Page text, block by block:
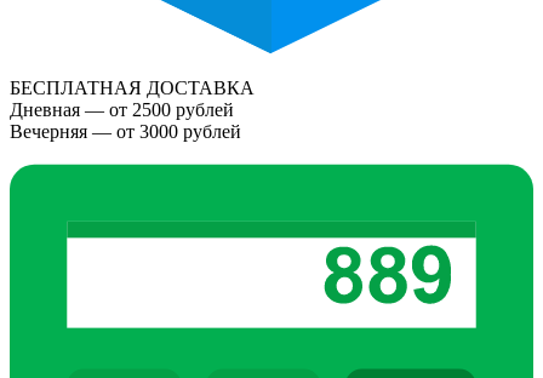
БЕСПЛАТНАЯ ДОСТАВКА
Дневная — от 2500 рублей
Вечерняя — от 3000 рублей